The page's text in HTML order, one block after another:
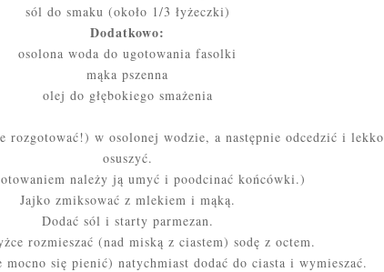
sól do smaku (około 1/3 łyżeczki)
Dodatkowo:
osolona woda do ugotowania fasolki
mąka pszenna
olej do głębokiego smażenia
rozgotować!) w osolonej wodzie, a następnie odcedzić i lekko
osuszyć.
należy ją umyć i poodcinać końcówki.)
Jajko zmiksować z mlekiem i mąką.
Dodać sól i starty parmezan.
rozmieszać (nad miską z ciastem) sodę z octem.
mocno się pienić) natychmiast dodać do ciasta i wymieszać.